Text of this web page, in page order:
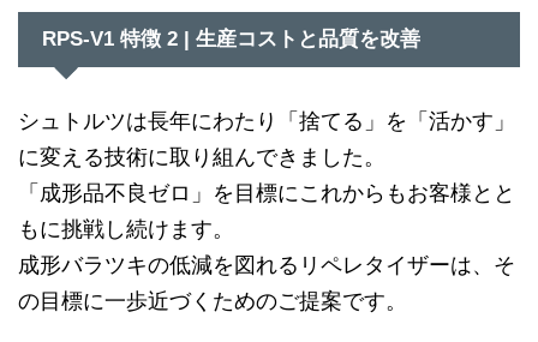
RPS-V1 特徴 2 | 生産コストと品質を改善
シュトルツは長年にわたり「捨てる」を「活かす」
に変える技術に取り組んできました。
「成形品不良ゼロ」を目標にこれからもお客様とと
もに挑戦し続けます。
成形バラツキの低減を図れるリペレタイザーは、そ
の目標に一歩近づくためのご提案です。